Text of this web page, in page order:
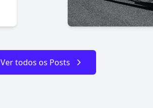
Ver todos os Posts